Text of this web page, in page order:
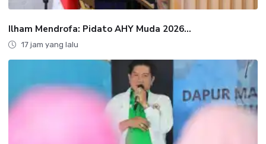
Ilham Mendrofa: Pidato AHY Muda 2026...
17 jam yang lalu